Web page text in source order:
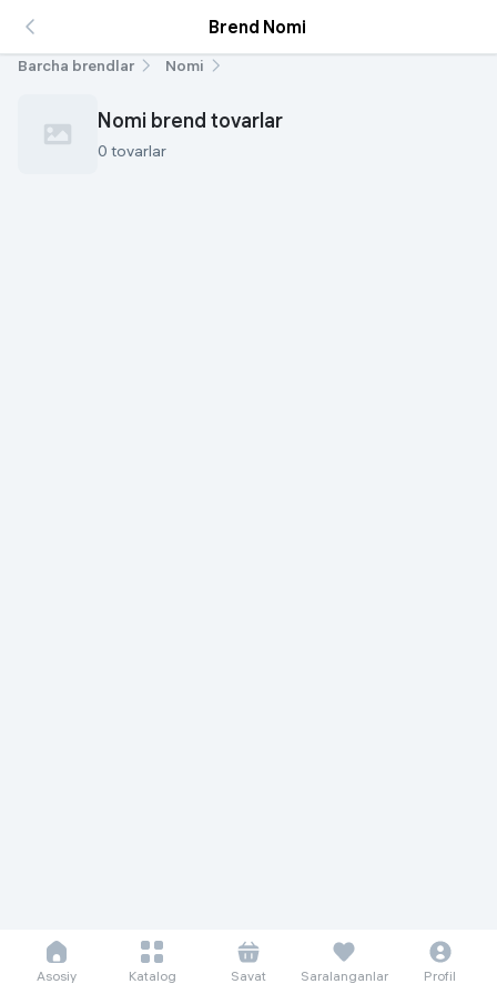
Brend Nomi
Barcha brendlar Nomi
Nomi brend tovarlar
0 tovarlar
Asosiy Katalog Savat Saralanganlar Profil